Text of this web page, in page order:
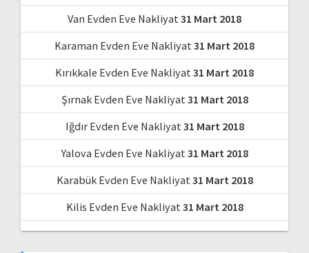
Van Evden Eve Nakliyat31 Mart 2018
Karaman Evden Eve Nakliyat31 Mart 2018
Kırıkkale Evden Eve Nakliyat31 Mart 2018
Şırnak Evden Eve Nakliyat31 Mart 2018
Iğdır Evden Eve Nakliyat31 Mart 2018
Yalova Evden Eve Nakliyat31 Mart 2018
Karabük Evden Eve Nakliyat31 Mart 2018
Kilis Evden Eve Nakliyat31 Mart 2018